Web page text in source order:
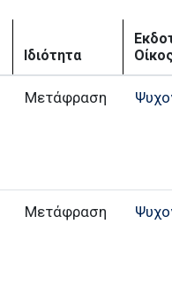
Ιδιότητα
Μετάφραση
Μετάφραση